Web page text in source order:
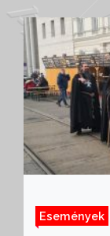
Események